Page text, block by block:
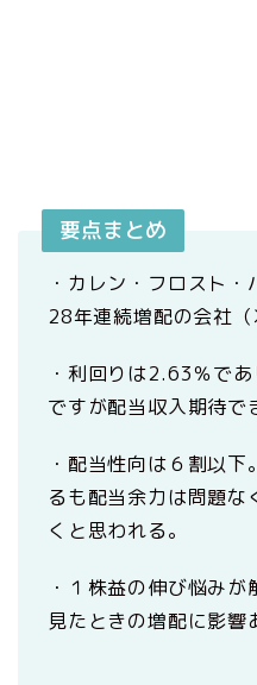
要点まとめ
・カレン・フロスト
28年連続増配の会社（
・利回りは2.63％で
ですが配当収入期待で
・配当性向は６割以
るも配当余力は問題な
くと思われる。
・１株益の伸び悩み
見たときの増配に影響